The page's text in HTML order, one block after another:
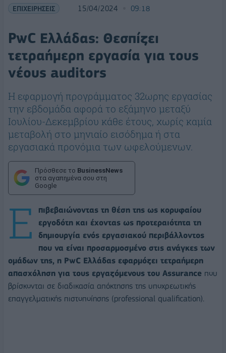
ΕΠΙΧΕΙΡΗΣΕΙΣ 15/04/2024 09:18
PwC Ελλάδας: Θεσπίζει
τετραήμερη εργασία για τους
νέους auditors
Η εφαρμογή προγράμματος 32ωρης εργασίας
την εβδομάδα αφορά το εξάμηνο μεταξύ
Ιουλίου-Δεκεμβρίου κάθε έτους, χωρίς καμία
μεταβολή στο μηνιαίο εισόδημα ή στα
εργασιακά προνόμια των ωφελούμενων.
Πρόσθεσε το BusinessNews
στα αγαπημένα σου στη
Google
Ε
πιβεβαιώνοντας τη θέση της ως κορυφαίου
εργοδότη και έχοντας ως προτεραιότητα τη
δημιουργία ενός εργασιακού περιβάλλοντος
που να είναι προσαρμοσμένο στις ανάγκες των
ομάδων της, η PwC Ελλάδας εφαρμόζει τετραήμερη
απασχόληση για τους εργαζόμενους του Assurance που
βρίσκονται σε διαδικασία απόκτησης της υποχρεωτικής
επαγγελματικής πιστοποίησης (professional qualification).